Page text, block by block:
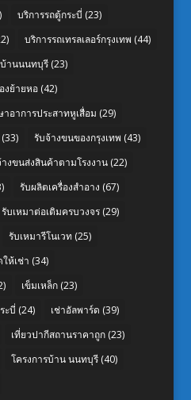
บริการรถตู้กระบี่ (23)
บริการรถเทรลเลอร์กรุงเทพ (44)
บ้านนนทบุรี(23)
งย้ายหอ(42)
าอาการประสาทหูเสื่อม (29)
(33) รับจ้างขนของกรุงเทพ (43)
างขนส่งสินค้าตามโรงงาน(22)
รับผลิตเครื่องสำอาง (67)
รับเหมาต่อเติมครบวงจร(29)
รับเหมารีโนเวท (25)
ห้เช่า (34)
เข็มเหล็ก(23)
ะบี่ (24) เช่าอัลพาร์ด (39)
เที่ยวปากีสถานราคาถูก(23)
โครงการบ้าน นนทบุรี(40)